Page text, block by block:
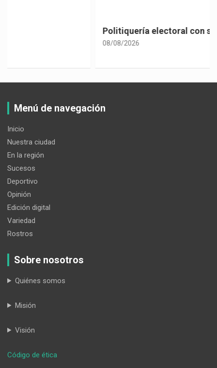
Politiquería electoral con sabor a café
Menú de navegación
Inicio
Nuestra ciudad
En la región
Sucesos
Deportivo
Opinión
Edición digital
Variedad
Rostros
Sobre nosotros
Quiénes somos
Misión
Visión
Código de ética